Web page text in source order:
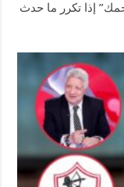
إذا تكرر ما حدث